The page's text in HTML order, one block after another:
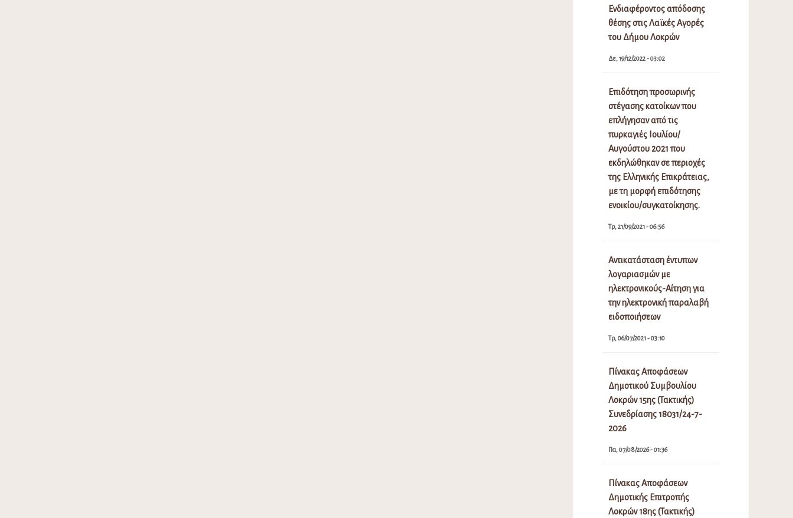
Ενδιαφέροντος απόδοσης
θέσης στις Λαϊκές Αγορές
του Δήμου Λοκρών
Δε, 19/12/2022 - 03:02
Επιδότηση προσωρινής
στέγασης κατοίκων που
επλήγησαν από τις
πυρκαγιές Ιουλίου/
Αυγούστου 2021 που
εκδηλώθηκαν σε περιοχές
της Ελληνικής Επικράτειας,
με τη μορφή επιδότησης
ενοικίου/συγκατοίκησης.
Τρ, 21/09/2021 - 06:56
Αντικατάσταση έντυπων
λογαριασμών με
ηλεκτρονικούς-Αίτηση για
την ηλεκτρονική παραλαβή
ειδοποιήσεων
Τρ, 06/07/2021 - 03:10
Πίνακας Αποφάσεων
Δημοτικού Συμβουλίου
Λοκρών 15ης (Τακτικής)
Συνεδρίασης 18031/24-7-
2026
Πα, 07/08/2026 - 01:36
Πίνακας Αποφάσεων
Δημοτικής Επιτροπής
Λοκρών 18ης (Τακτικής)